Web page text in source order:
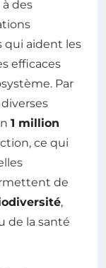
des
qui aident les
efficaces
Par
1 million
ce qui
de
,
de la santé